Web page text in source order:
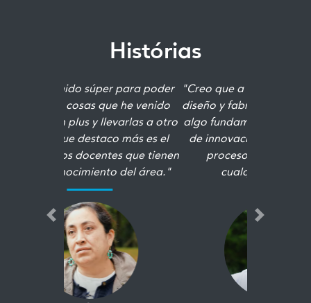
Histórias
"Creo que a futuro la relación entre
diseño y fabricación digital va a ser
algo fundamental para la creación
de innovación, y para aceitar los
procesos de desarrollo de
cualquier producto"
Previous Next